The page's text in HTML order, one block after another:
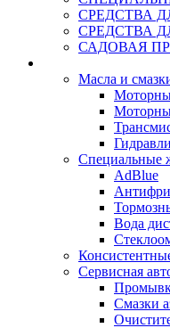
СРЕДСТВА
СРЕДСТВА
САДОВАЯ
Масла и
Специальные
AdBlue
Вода
Сервисная
Смазки